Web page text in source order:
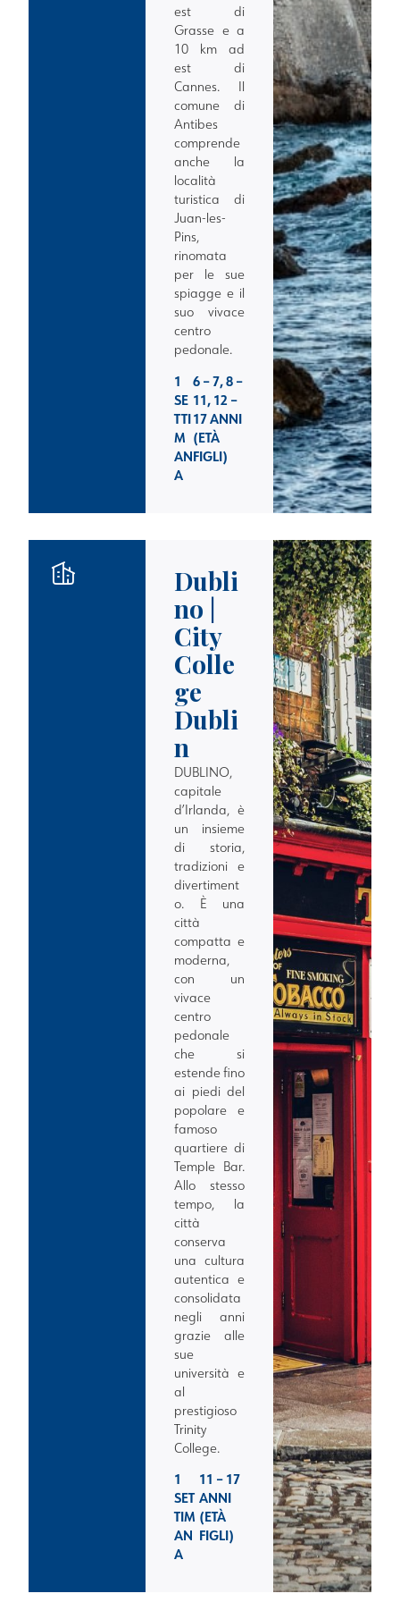
est di
Grasse e a
10 km ad
est di
Cannes. Il
comune di
Antibes
comprende
anche la
località
turistica di
Juan-les-
Pins,
rinomata
per le sue
spiagge e il
suo vivace
centro
pedonale.
1
SE
TTI
M
AN
A
6 – 7, 8 –
11, 12 –
17 ANNI
(ETÀ
FIGLI)
Dubli
no |
City
Colle
ge
Dubli
n
DUBLINO,
capitale
d’Irlanda, è
un insieme
di storia,
tradizioni e
divertiment
o. È una
città
compatta e
moderna,
con un
vivace
centro
pedonale
che si
estende fino
ai piedi del
popolare e
famoso
quartiere di
Temple Bar.
Allo stesso
tempo, la
città
conserva
una cultura
autentica e
consolidata
negli anni
grazie alle
sue
università e
al
prestigioso
Trinity
College.
1
SET
TIM
AN
A
11 – 17
ANNI
(ETÀ
FIGLI)